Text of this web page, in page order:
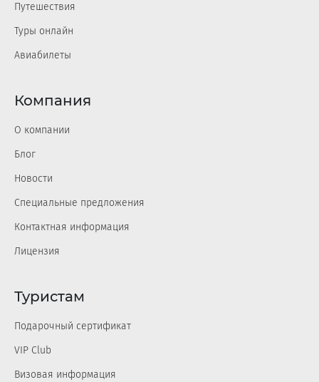
Путешествия
Туры онлайн
Авиабилеты
Компания
О компании
Блог
Новости
Специальные предложения
Контактная информация
Лицензия
Туристам
Подарочный сертификат
VIP Club
Визовая информация